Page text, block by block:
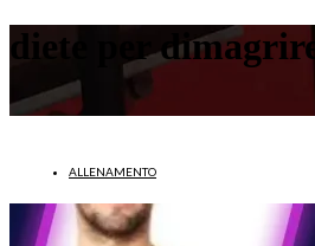
diete per dimagrire
ALLENAMENTO